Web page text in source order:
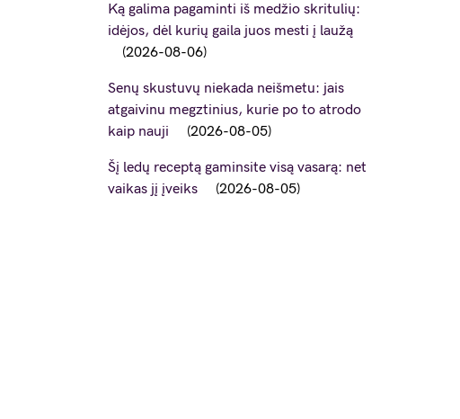
Ką galima pagaminti iš medžio skritulių:
idėjos, dėl kurių gaila juos mesti į laužą
2026-08-06
Senų skustuvų niekada neišmetu: jais
atgaivinu megztinius, kurie po to atrodo
kaip nauji
2026-08-05
Šį ledų receptą gaminsite visą vasarą: net
vaikas jį įveiks
2026-08-05